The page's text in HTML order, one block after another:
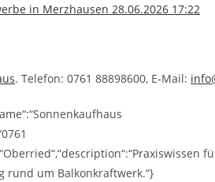
in Merzhausen 28.06.2026 17:22
. Telefon: 0761 88898600, E-Mail:
rund um Balkonkraftwerk.“}